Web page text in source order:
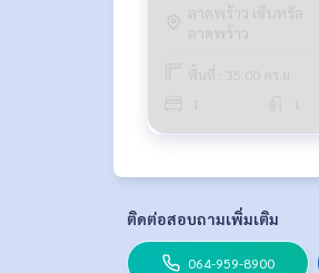
ลาดพร้าว เซ็นทรัล
ลาดพร้าว
พื้นที่ : 35.00 ตร.ม.
ติดต่อสอบถามเพิ่มเติม
064-959-8900